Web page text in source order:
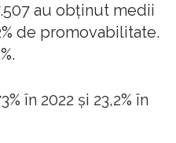
au obţinut medii
de promovabilitate.
în 2022 şi 23,2% în